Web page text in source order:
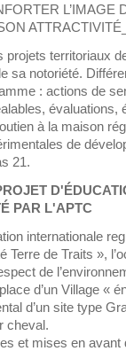
L’IMAGE
territoriaux
sa notoriété.
: actions de
évaluations,
à la maison
de
21.
PAR L'APTC
internationale
de Traits »,
de
d’un Village «
d’un site type
cheval.
et mises en